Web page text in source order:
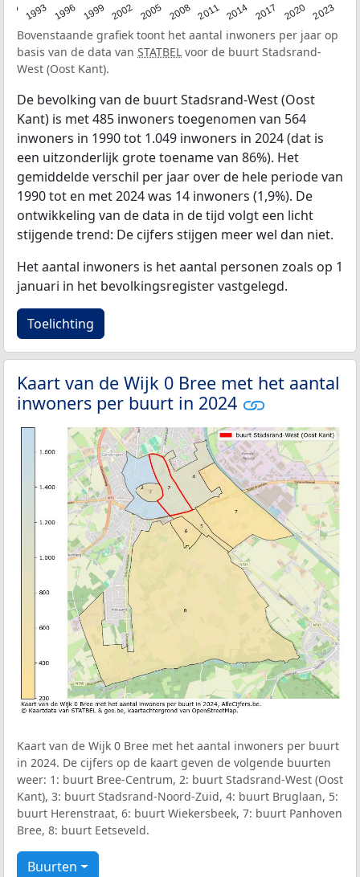
1993 1996 1999 2002 2005 2008 2011 2014 2017 2020 2023
Bovenstaande grafiek toont het aantal inwoners per jaar op
basis van de data van STATBEL voor de buurt Stadsrand-
West (Oost Kant).
De bevolking van de buurt Stadsrand-West (Oost
Kant) is met 485 inwoners toegenomen van 564
inwoners in 1990 tot 1.049 inwoners in 2024 (dat is
een uitzonderlijk grote toename van 86%). Het
gemiddelde verschil per jaar over de hele periode van
1990 tot en met 2024 was 14 inwoners (1,9%). De
ontwikkeling van de data in de tijd volgt een licht
stijgende trend: De cijfers stijgen meer wel dan niet.
Het aantal inwoners is het aantal personen zoals op 1
januari in het bevolkingsregister vastgelegd.
Toelichting
Kaart van de Wijk 0 Bree met het aantal
inwoners per buurt in 2024
Kaart van de Wijk 0 Bree met het aantal inwoners per buurt
in 2024. De cijfers op de kaart geven de volgende buurten
weer: 1: buurt Bree-Centrum, 2: buurt Stadsrand-West (Oost
Kant), 3: buurt Stadsrand-Noord-Zuid, 4: buurt Bruglaan, 5:
buurt Herenstraat, 6: buurt Wiekersbeek, 7: buurt Panhoven
Bree, 8: buurt Eetseveld.
Buurten